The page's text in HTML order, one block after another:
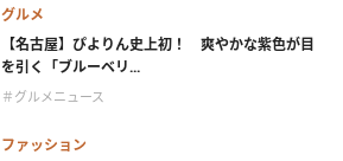
グルメ
【名古屋】ぴよりん史上初！ 爽やかな紫色が目
を引く「ブルーベリ...
＃グルメニュース
ファッション